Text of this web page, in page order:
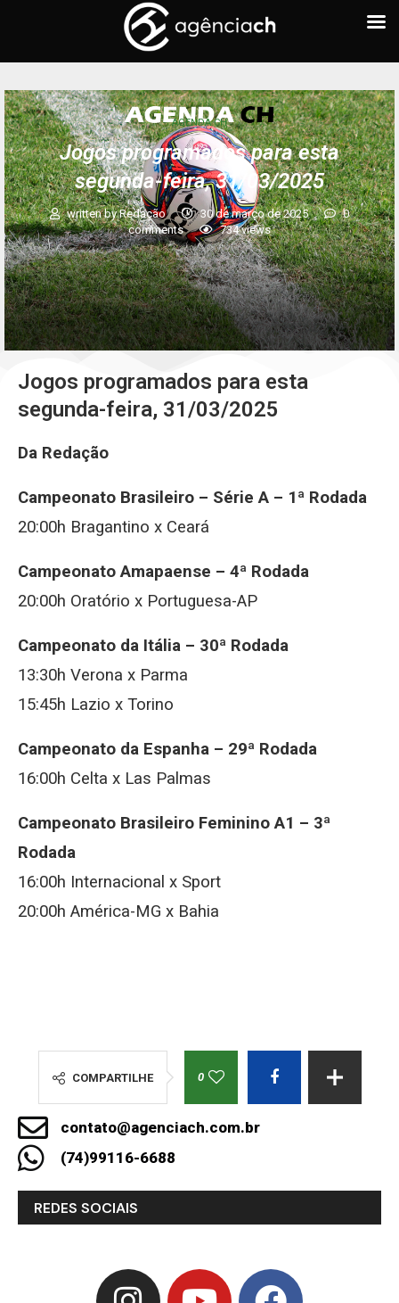
AGENDA CH
Jogos programados para esta
segunda-feira, 31/03/2025
written byRedação 30 de março de 2025
0
comments
734views
Jogos programados para esta
segunda-feira, 31/03/2025
Da Redação
Campeonato Brasileiro – Série A – 1ª Rodada
20:00h Bragantino x Ceará
Campeonato Amapaense – 4ª Rodada
20:00h Oratório x Portuguesa-AP
Campeonato da Itália – 30ª Rodada
13:30h Verona x Parma
15:45h Lazio x Torino
Campeonato da Espanha – 29ª Rodada
16:00h Celta x Las Palmas
Campeonato Brasileiro Feminino A1 – 3ª
Rodada
16:00h Internacional x Sport
20:00h América-MG x Bahia
COMPARTILHE 0
contato@agenciach.com.br
(74)99116-6688
REDES SOCIAIS